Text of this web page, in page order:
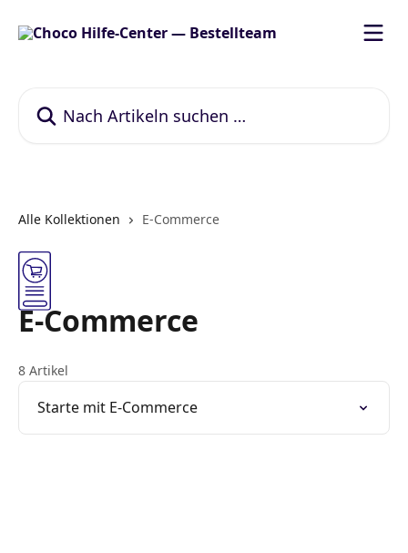
Alle Kollektionen E-Commerce
E-Commerce
8 Artikel
Starte mit E-Commerce